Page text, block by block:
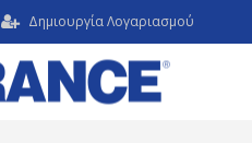
Δημιουργία Λογαριασμού